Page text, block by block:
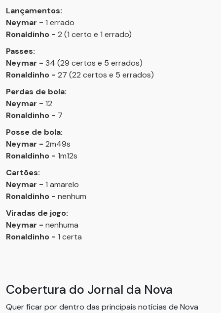
Lançamentos:
Neymar - 1 errado
Ronaldinho - 2 (1 certo e 1 errado)
Passes:
Neymar - 34 (29 certos e 5 errados)
Ronaldinho - 27 (22 certos e 5 errados)
Perdas de bola:
Neymar - 12
Ronaldinho - 7
Posse de bola:
Neymar - 2m49s
Ronaldinho - 1m12s
Cartões:
Neymar - 1 amarelo
Ronaldinho - nenhum
Viradas de jogo:
Neymar - nenhuma
Ronaldinho - 1 certa
Cobertura do Jornal da Nova
Quer ficar por dentro das principais notícias de Nova